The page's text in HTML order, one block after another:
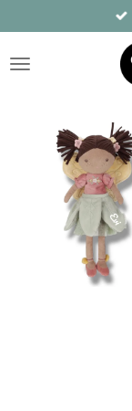
direct
naar
de